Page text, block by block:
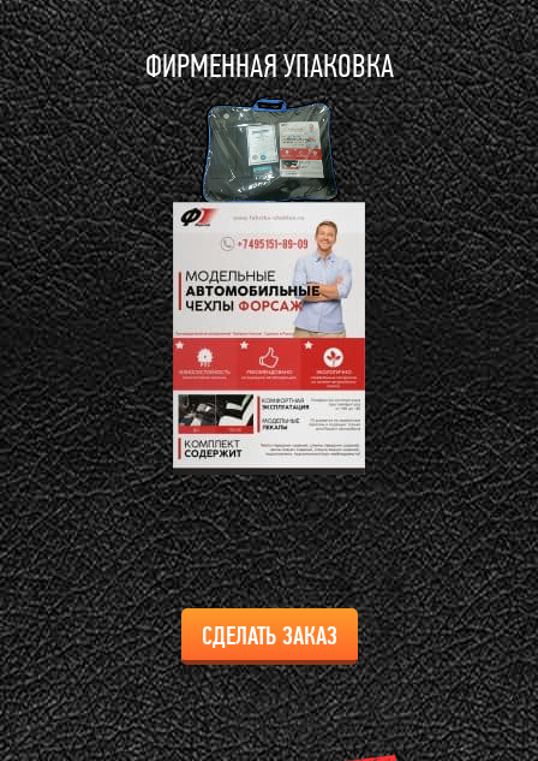
ФИРМЕННАЯ УПАКОВКА
СДЕЛАТЬ ЗАКАЗ